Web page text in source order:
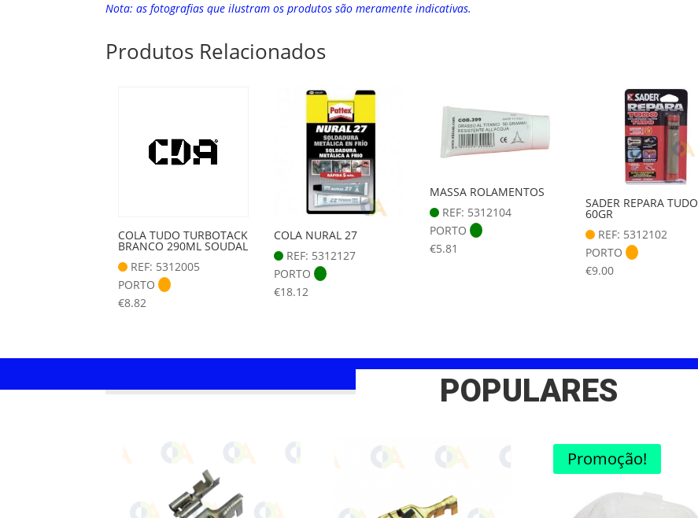
Nota: as fotografias que ilustram os produtos são meramente indicativas.
Produtos Relacionados
COLA TUDO TURBOTACK
BRANCO 290ML SOUDAL
REF: 5312005
PORTO
€8.82
COLA NURAL 27
REF: 5312127
PORTO
€18.12
MASSA ROLAMENTOS
REF: 5312104
PORTO
€5.81
SADER REPARA TUDO
60GR
REF: 5312102
PORTO
€9.00
POPULARES
Promoção!